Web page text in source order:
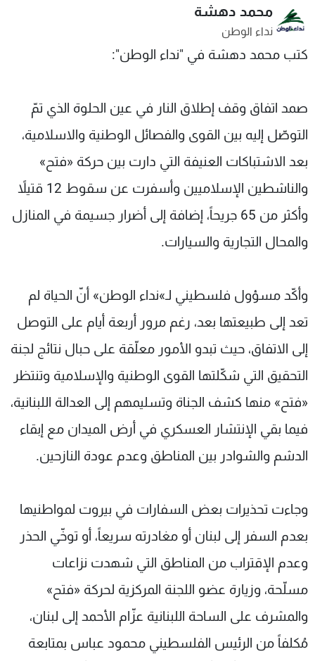
محمد دهشة
نداء الوطن
كتب محمد دهشة في "نداء الوطن":
صمد اتفاق وقف إطلاق النار في عين الحلوة الذي تمّ
التوصّل إليه بين القوى والفصائل الوطنية والاسلامية،
بعد الاشتباكات العنيفة التي دارت بين حركة «فتح»
والناشطين الإسلاميين وأسفرت عن سقوط 12 قتيلاً
وأكثر من 65 جريحاً، إضافة إلى أضرار جسيمة في المنازل
والمحال التجارية والسيارات.
وأكّد مسؤول فلسطيني لـ»نداء الوطن» أنّ الحياة لم
تعد إلى طبيعتها بعد، رغم مرور أربعة أيام على التوصل
إلى الاتفاق، حيث تبدو الأمور معلّقة على حبال نتائج لجنة
التحقيق التي شكّلتها القوى الوطنية والإسلامية وتنتظر
«فتح» منها كشف الجناة وتسليمهم إلى العدالة اللبنانية،
فيما بقي الإنتشار العسكري في أرض الميدان مع إبقاء
الدشم والشوادر بين المناطق وعدم عودة النازحين.
وجاءت تحذيرات بعض السفارات في بيروت لمواطنيها
بعدم السفر إلى لبنان أو مغادرته سريعاً، أو توخّي الحذر
وعدم الإقتراب من المناطق التي شهدت نزاعات
مسلّحة، وزيارة عضو اللجنة المركزية لحركة «فتح»
والمشرف على الساحة اللبنانية عزّام الأحمد إلى لبنان،
مُكلفاً من الرئيس الفلسطيني محمود عباس بمتابعة
شاهد البرامج
الترددات
لاعلاناتكم
شروط الإسـتخدام